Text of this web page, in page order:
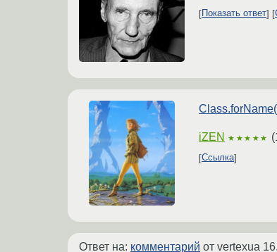
Показать ответ
iZEN ★★★★★ (
Ссылка
Ответ на: комментарий от vertexua